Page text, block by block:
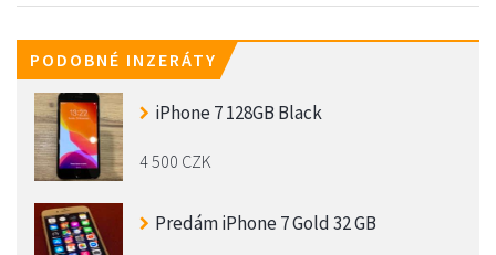
PODOBNÉ INZERÁTY
iPhone 7 128GB Black
4 500 CZK
Predám iPhone 7 Gold 32 GB